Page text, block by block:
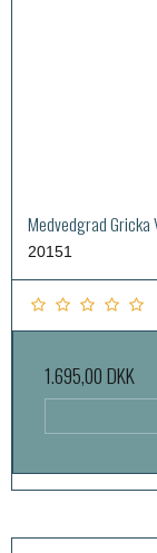
Medvedgrad
20151
1.695,00 DKK